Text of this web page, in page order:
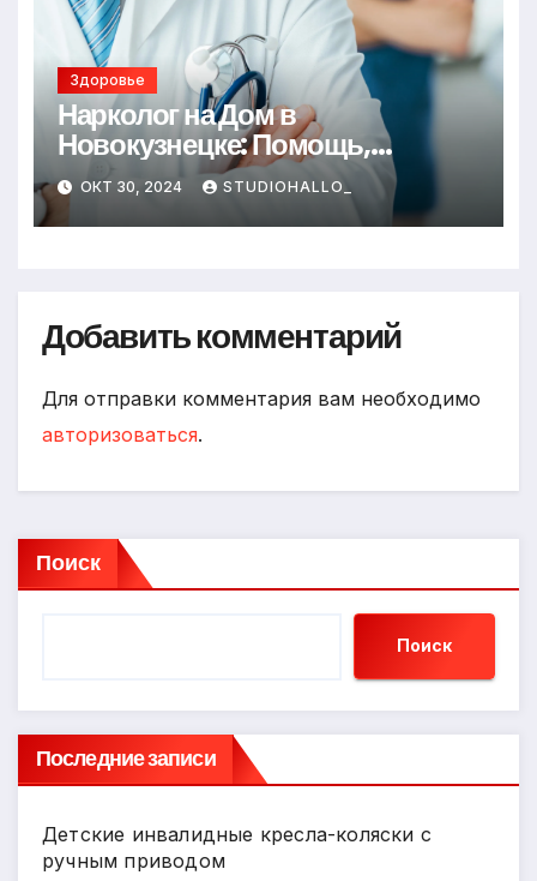
Здоровье
Нарколог на Дом в
Новокузнецке: Помощь,
Которая Всегда Рядом
ОКТ 30, 2024 STUDIOHALLO_
Добавить комментарий
Для отправки комментария вам необходимо
авторизоваться.
Поиск
Поиск
Последние записи
Детские инвалидные кресла-коляски с
ручным приводом